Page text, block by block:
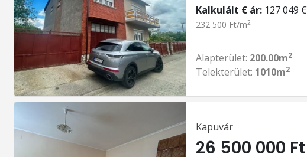
Kalkulált € ár: 127 049 €
232 500 Ft/m2
Alapterület: 200.00m2
Telekterület: 1010m2
Kapuvár
26 500 000 Ft